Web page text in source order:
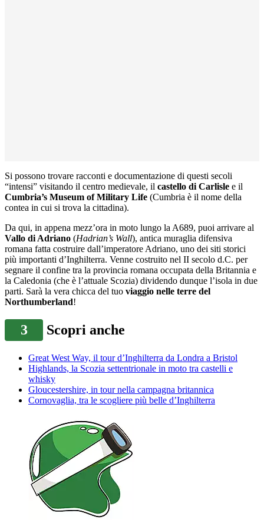
Si possono trovare racconti e documentazione di questi secoli
“intensi” visitando il centro medievale, il castello di Carlisle e il
Cumbria’s Museum of Military Life (Cumbria è il nome della
contea in cui si trova la cittadina).
Da qui, in appena mezz’ora in moto lungo la A689, puoi arrivare al
Vallo di Adriano (Hadrian’s Wall), antica muraglia difensiva
romana fatta costruire dall’imperatore Adriano, uno dei siti storici
più importanti d’Inghilterra. Venne costruito nel II secolo d.C. per
segnare il confine tra la provincia romana occupata della Britannia e
la Caledonia (che è l’attuale Scozia) dividendo dunque l’isola in due
parti. Sarà la vera chicca del tuo viaggio nelle terre del
Northumberland!
3 Scopri anche
Great West Way, il tour d’Inghilterra da Londra a Bristol
Highlands, la Scozia settentrionale in moto tra castelli e
whisky
Gloucestershire, in tour nella campagna britannica
Cornovaglia, tra le scogliere più belle d’Inghilterra